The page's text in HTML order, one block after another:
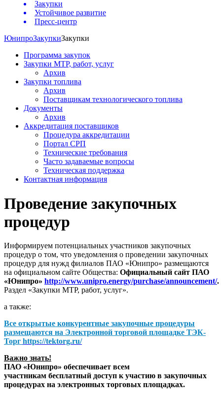
Закупки
Устойчивое развитие
Пресс-центр
ЮнипроЗакупкиЗакупки
Программа закупок
Закупки МТР, работ, услуг
Архив
Закупки топлива
Архив
Поставщикам технологического топлива
Документы
Архив
Аккредитация поставщиков
Процедура аккредитации
Портал СРП
Технические требования
Часто задаваемые вопросы
Техническая поддержка
Контактная информация
Проведение закупочных
процедур
Информируем потенциальных участников закупочных
процедур о том, что уведомления о проведении закупочных
процедур для нужд филиалов ПАО «Юнипро» размещаются
на официальном сайте Общества: Официальный сайт ПАО
«Юнипро» http://www.unipro.energy/purchase/announcement/.
Раздел «Закупки МТР, работ, услуг».
а также:
Все открытые конкурентные закупочные процедуры
размещаются на Электронной торговой площадке ТЭК-
Торг https://tektorg.ru/
Важно знать!
ПАО «Юнипро» обеспечивает всем
участникам бесплатный доступ к участию в закупочных
процедурах на электронных торговых площадках.